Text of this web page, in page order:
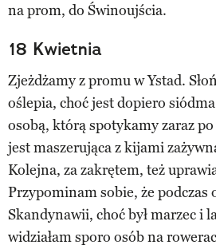
na prom, do Świnoujścia.
18 Kwietnia
Zjeżdżamy z promu w Ystad.
oślepia, choć jest dopiero
osobą, którą spotykamy zaraz
jest maszerująca z kijami
Kolejna, za zakrętem, też
Przypominam sobie, że podczas
Skandynawii, choć był marzec i
widziałam sporo osób na